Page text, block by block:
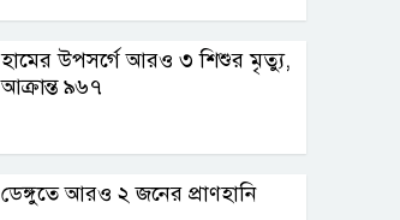
হামের উপসর্গে আরও ৩ শিশুর মৃত্যু,
আক্রান্ত ৯৬৭
ডেঙ্গুতে আরও ২ জনের প্রাণহানি